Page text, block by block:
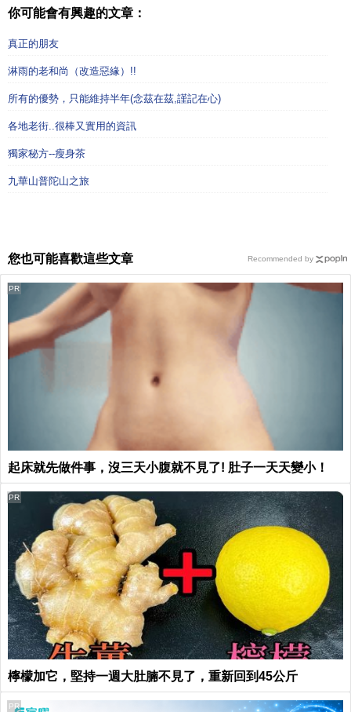
你可能會有興趣的文章：
真正的朋友
淋雨的老和尚（改造惡緣）!!
所有的優勢，只能維持半年(念茲在茲,謹記在心)
各地老街..很棒又實用的資訊
獨家秘方--瘦身茶
九華山普陀山之旅
您也可能喜歡這些文章
起床就先做件事，沒三天小腹就不見了! 肚子一天天變小！
PR
檸檬加它，堅持一週大肚腩不見了，重新回到45公斤
PR
PR
Recommended by